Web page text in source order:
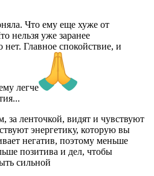
Что ему еще хуже от
нельзя уже заранее
нет. Главное спокойствие, и
легче
за ленточкой, видят и чувствуют
энергетику, которую вы
негатив, поэтому меньше
позитива и дел, чтобы
сильной